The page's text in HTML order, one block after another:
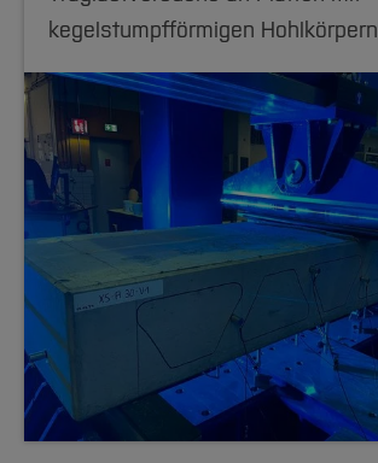
kegelstumpfförmigen Hohlkörpern